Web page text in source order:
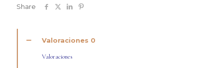
Share
Valoraciones 0
Valoraciones